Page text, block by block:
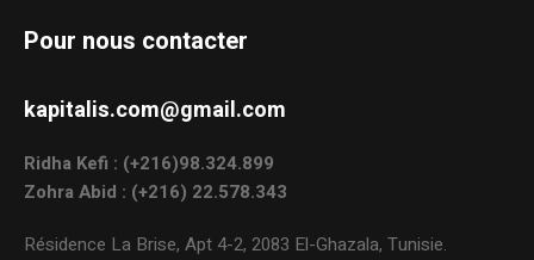
Pour nous contacter
kapitalis.com@gmail.com
Ridha Kefi : (+216)98.324.899
Zohra Abid : (+216) 22.578.343
Résidence La Brise, Apt 4-2, 2083 El-Ghazala, Tunisie.